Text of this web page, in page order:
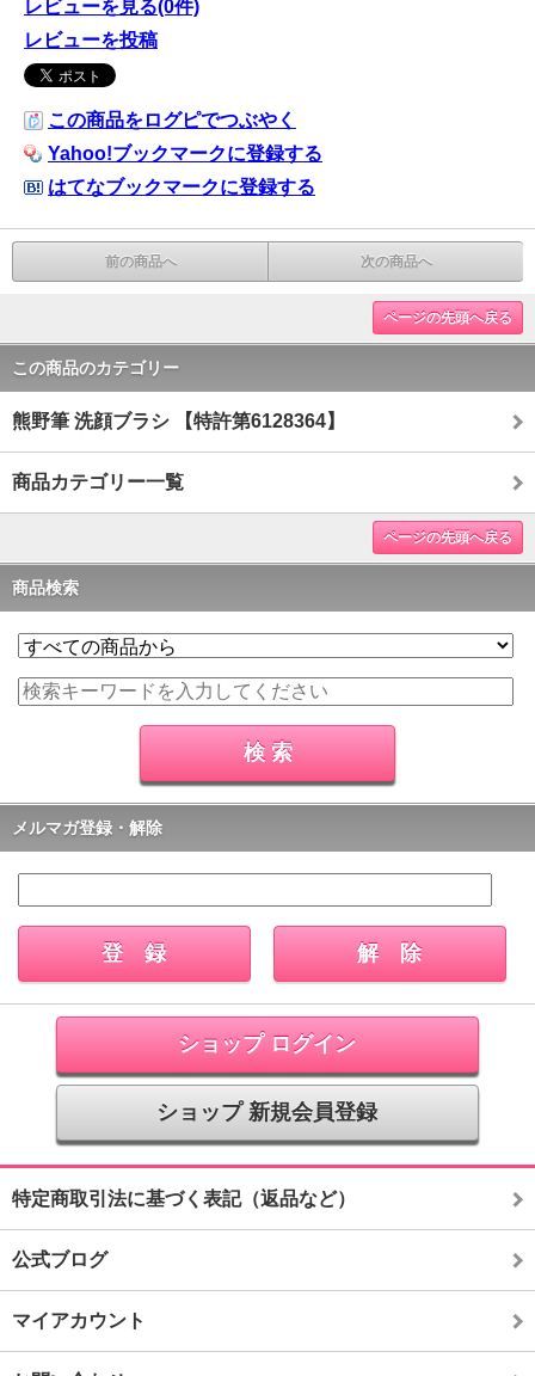
レビューを見る(0件)
レビューを投稿
この商品をログピでつぶやく
Yahoo!ブックマークに登録する
はてなブックマークに登録する
前の商品へ 次の商品へ
ページの先頭へ戻る
この商品のカテゴリー
熊野筆 洗顔ブラシ 【特許第6128364】
商品カテゴリー一覧
ページの先頭へ戻る
商品検索
メルマガ登録・解除
ショップ ログイン
ショップ 新規会員登録
特定商取引法に基づく表記（返品など）
公式ブログ
マイアカウント